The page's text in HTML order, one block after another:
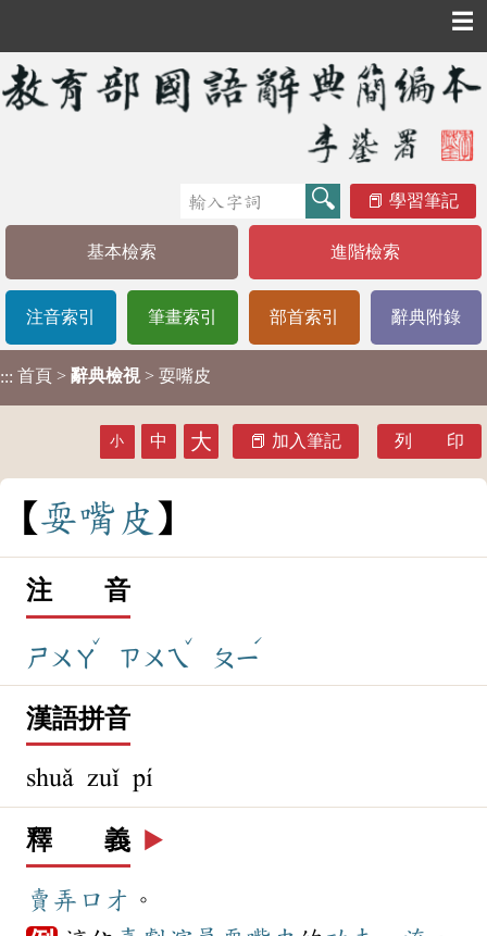
☰
學習筆記
基本檢索 進階檢索
注音索引 筆畫索引 部首索引 辭典附錄
::: 首頁 > 辭典檢視 > 耍嘴皮
小 中 大 加入筆記 列 印
耍嘴 皮
注 音
ㄕㄨㄚ
ˇ
ㄗㄨㄟ
ˇ
ㄆㄧ
ˊ
漢語拼音
shuǎ zuǐ pí
釋 義 ▶️
賣弄 口才 。